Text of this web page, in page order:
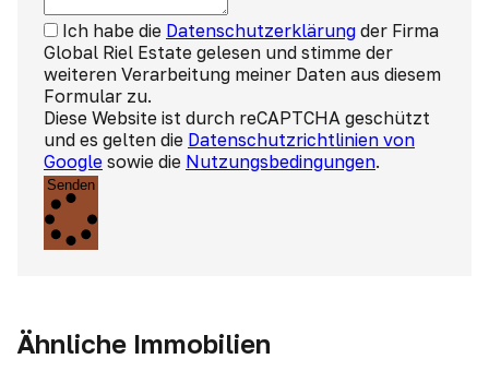
Ich habe die Datenschutzerklärung der Firma
Global Riel Estate gelesen und stimme der
weiteren Verarbeitung meiner Daten aus diesem
Formular zu.
Diese Website ist durch reCAPTCHA geschützt
und es gelten die Datenschutzrichtlinien von
Google sowie die Nutzungsbedingungen.
Senden
Ähnliche Immobilien